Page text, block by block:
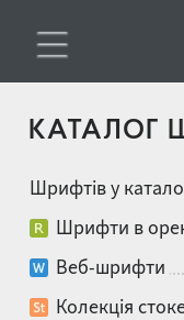
КАТАЛОГ
Шрифтів у
Шрифти в
Веб-шрифти
Колекція